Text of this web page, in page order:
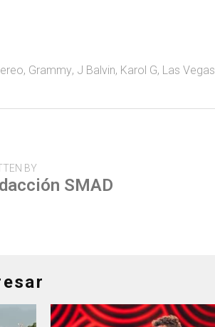
, Grammy, J Balvin, Karol G, Las Vegas
BY
SMAD